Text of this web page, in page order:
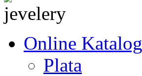
Online Katalog
Plata